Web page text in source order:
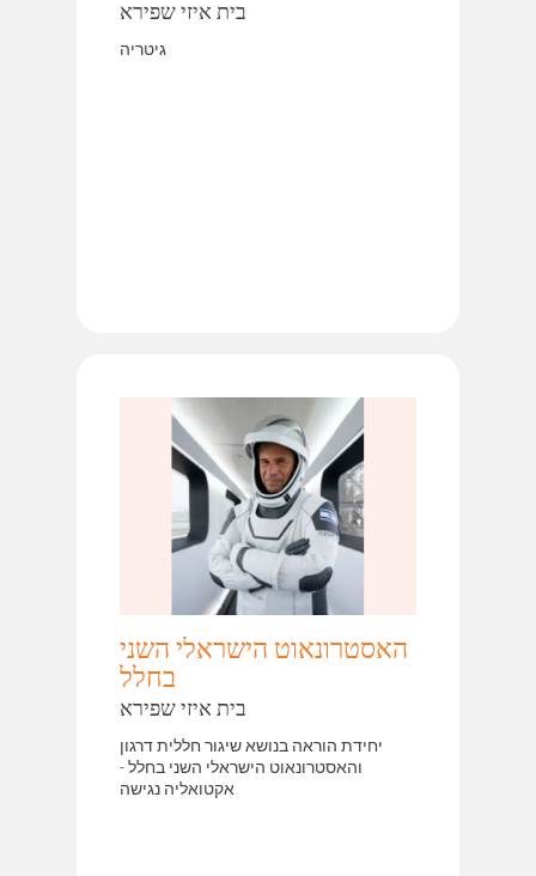
בית איזי שפירא
גיטריה
האסטרונאוט הישראלי השני
בחלל
בית איזי שפירא
יחידת הוראה בנושא שיגור חללית דרגון
והאסטרונאוט הישראלי השני בחלל -
אקטואליה נגישה